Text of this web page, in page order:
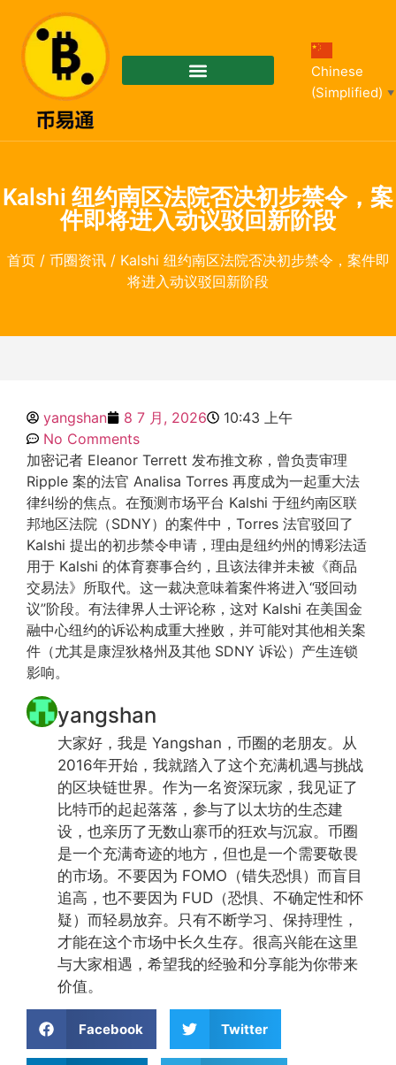
Chinese
(Simplified)
▼
Kalshi 纽约南区法院否决初步禁令，案
件即将进入动议驳回新阶段
首页/ 币圈资讯/ Kalshi 纽约南区法院否决初步禁令，案件即
将进入动议驳回新阶段
yangshan 8 7 月, 2026
10:43 上午
No Comments
加密记者 Eleanor Terrett 发布推文称，曾负责审理
Ripple 案的法官 Analisa Torres 再度成为一起重大法
律纠纷的焦点。在预测市场平台 Kalshi 于纽约南区联
邦地区法院（SDNY）的案件中，Torres 法官驳回了
Kalshi 提出的初步禁令申请，理由是纽约州的博彩法适
用于 Kalshi 的体育赛事合约，且该法律并未被《商品
交易法》所取代。这一裁决意味着案件将进入“驳回动
议”阶段。有法律界人士评论称，这对 Kalshi 在美国金
融中心纽约的诉讼构成重大挫败，并可能对其他相关案
件（尤其是康涅狄格州及其他 SDNY 诉讼）产生连锁
影响。
yangshan
大家好，我是 Yangshan，币圈的老朋友。从
2016年开始，我就踏入了这个充满机遇与挑战
的区块链世界。作为一名资深玩家，我见证了
比特币的起起落落，参与了以太坊的生态建
设，也亲历了无数山寨币的狂欢与沉寂。币圈
是一个充满奇迹的地方，但也是一个需要敬畏
的市场。不要因为 FOMO（错失恐惧）而盲目
追高，也不要因为 FUD（恐惧、不确定性和怀
疑）而轻易放弃。只有不断学习、保持理性，
才能在这个市场中长久生存。很高兴能在这里
与大家相遇，希望我的经验和分享能为你带来
价值。
Facebook Twitter